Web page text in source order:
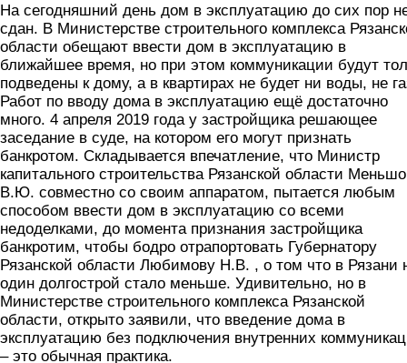
На сегодняшний день дом в эксплуатацию до сих пор
сдан. В Министерстве строительного комплекса
области обещают ввести дом в эксплуатацию в
ближайшее время, но при этом коммуникации будут
подведены к дому, а в квартирах не будет ни воды, не
Работ по вводу дома в эксплуатацию ещё достаточно
много. 4 апреля 2019 года у застройщика решающее
заседание в суде, на котором его могут признать
банкротом. Складывается впечатление, что Министр
капитального строительства Рязанской области
В.Ю. совместно со своим аппаратом, пытается любым
способом ввести дом в эксплуатацию со всеми
недоделками, до момента признания застройщика
банкротим, чтобы бодро отрапортовать Губернатору
Рязанской области Любимову Н.В. , о том что в Рязани
один долгострой стало меньше. Удивительно, но в
Министерстве строительного комплекса Рязанской
области, открыто заявили, что введение дома в
эксплуатацию без подключения внутренних
– это обычная практика.